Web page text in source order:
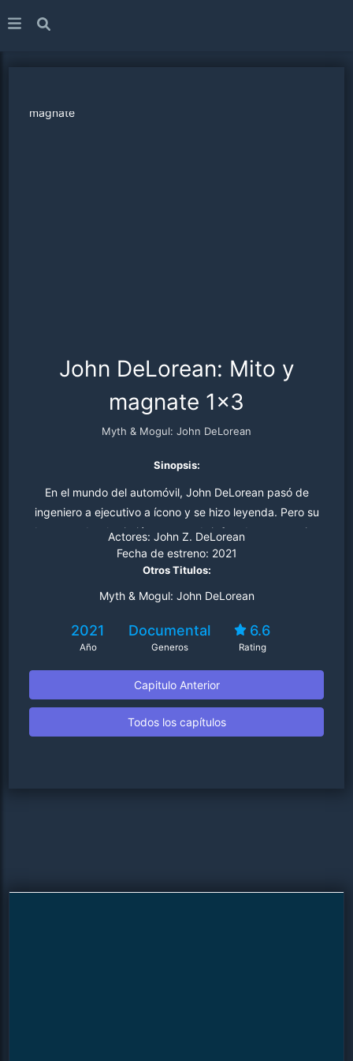
John DeLorean: Mito y
magnate 1x3
Myth & Mogul: John DeLorean
Sinopsis:
En el mundo del automóvil, John DeLorean pasó de
ingeniero a ejecutivo a ícono y se hizo leyenda. Pero su
buen nombre le sirvió para encubrir fraudes y negocios
turbios.
Actores: John Z. DeLorean
Fecha de estreno: 2021
Otros Titulos:
Myth & Mogul: John DeLorean
2021
Año
Documental
Generos
6.6
Rating
Capitulo Anterior
Todos los capítulos